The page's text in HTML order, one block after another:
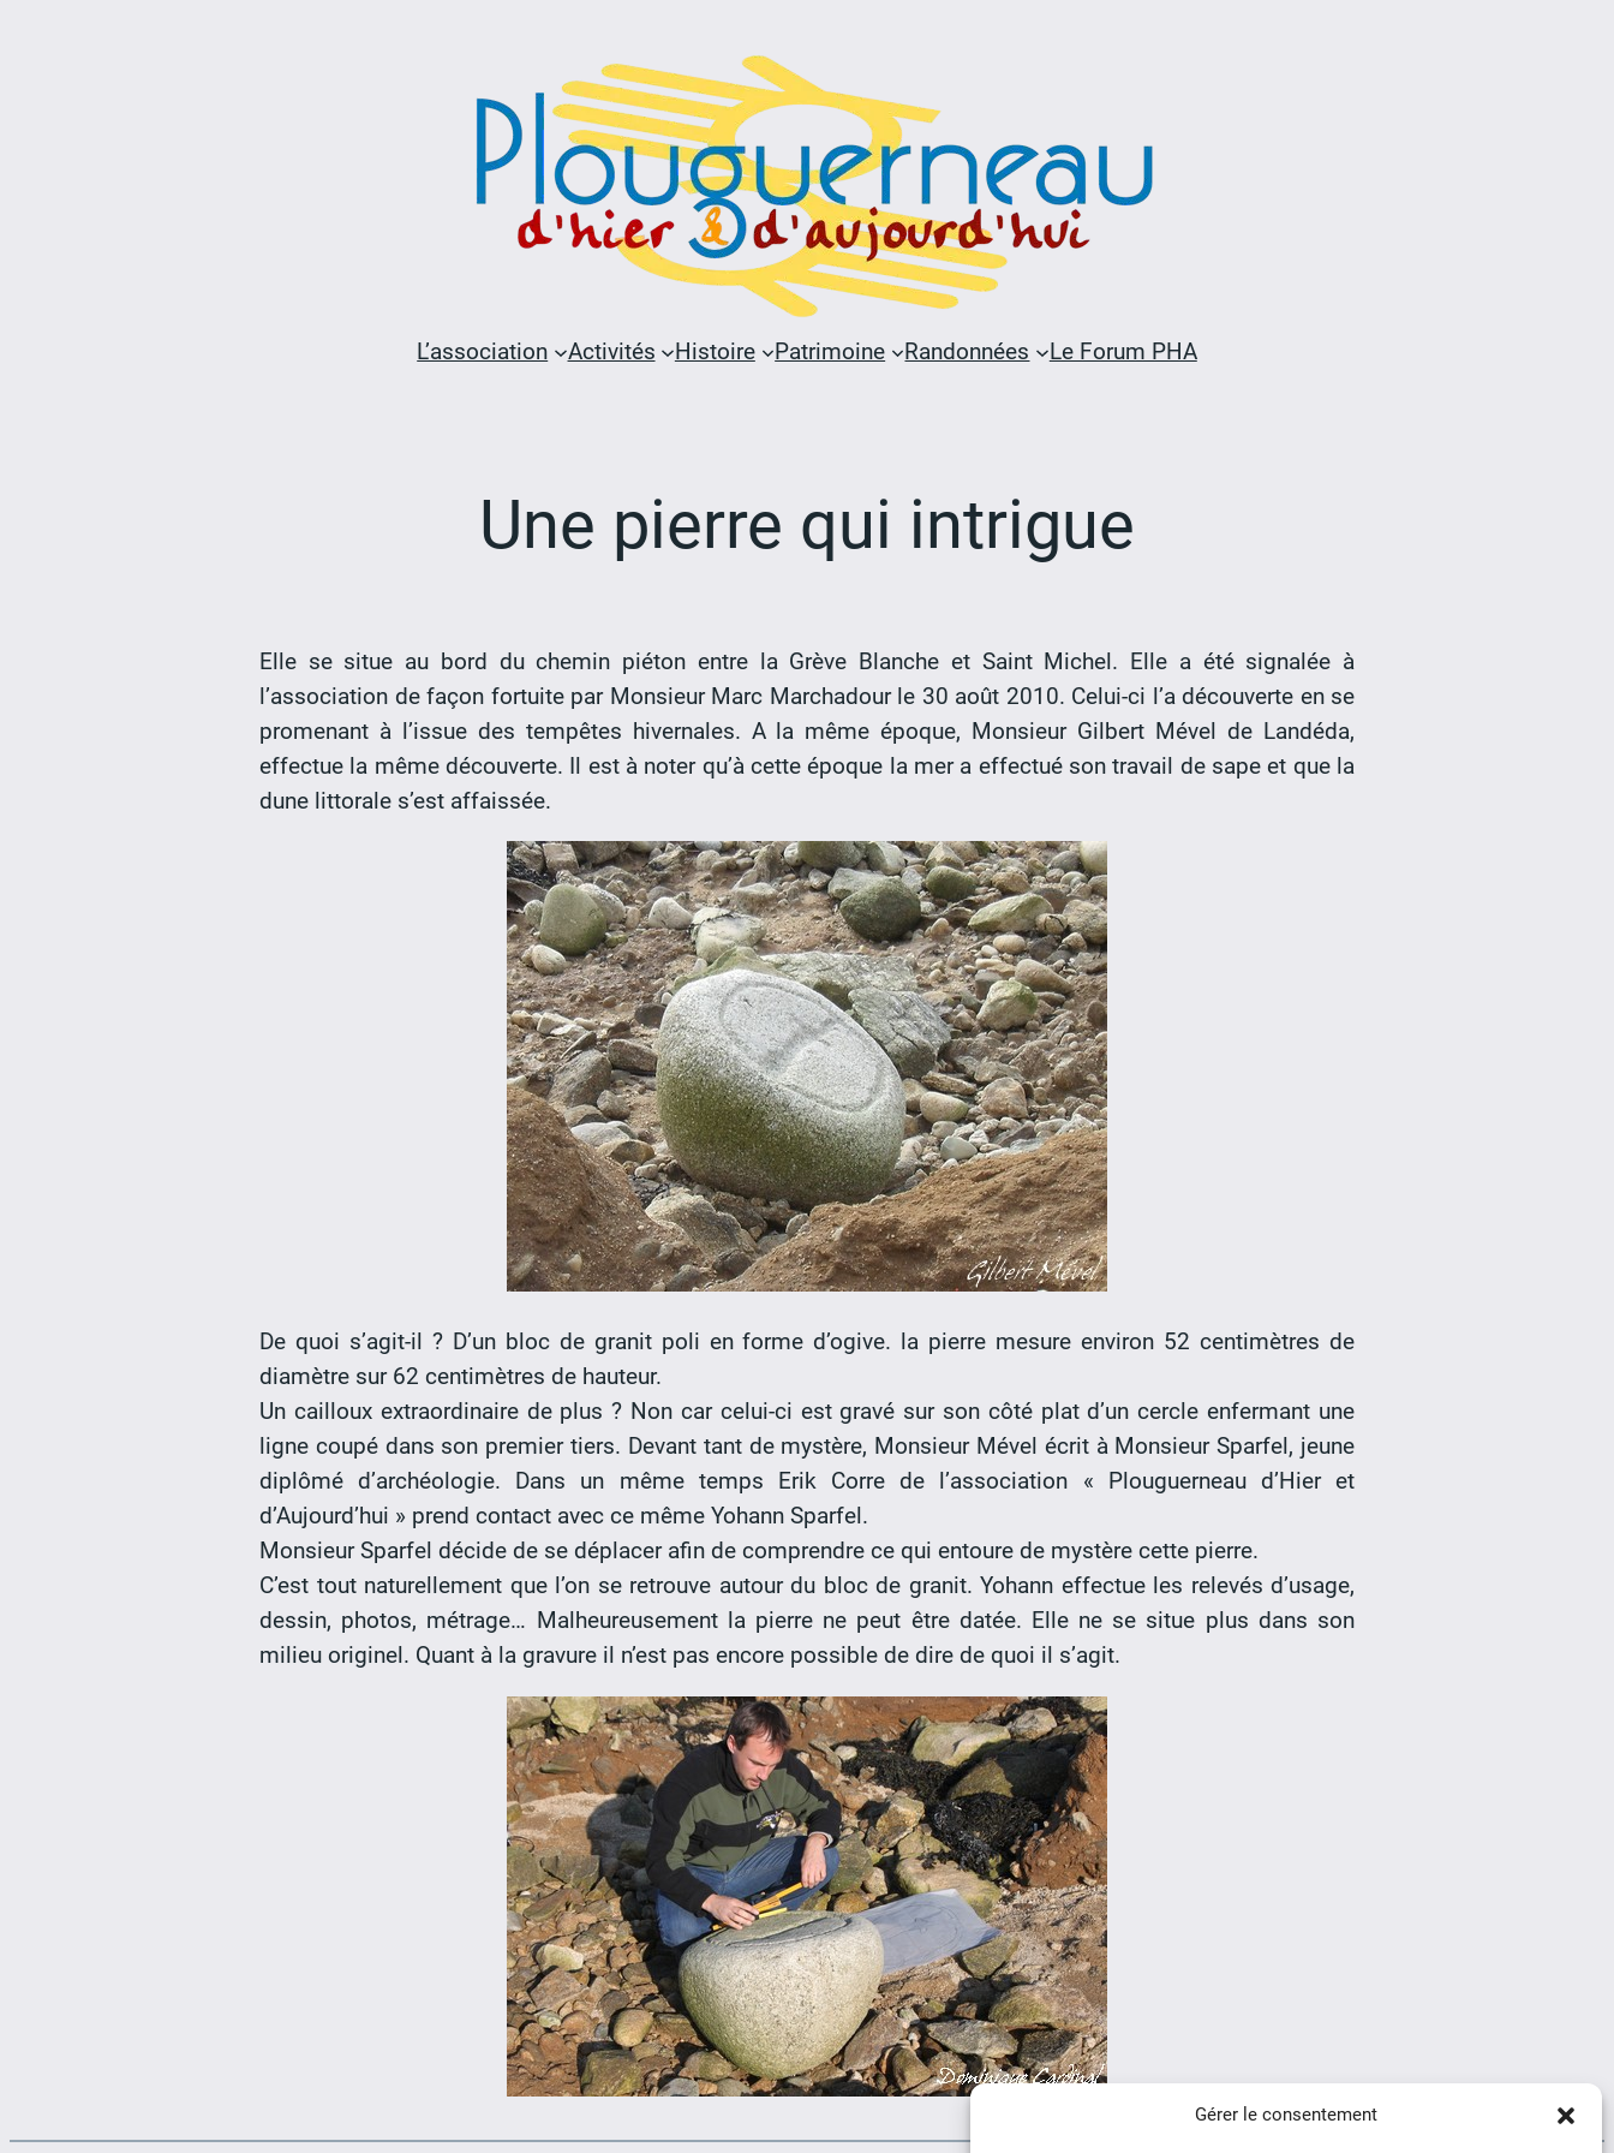
Gérer le consentement
L’association Activités Histoire Patrimoine Randonnées Le Forum PHA
Une pierre qui intrigue
Elle se situe au bord du chemin piéton entre la Grève Blanche et Saint Michel. Elle a été signalée à
l’association de façon fortuite par Monsieur Marc Marchadour le 30 août 2010. Celui-ci l’a découverte en se
promenant à l’issue des tempêtes hivernales. A la même époque, Monsieur Gilbert Mével de Landéda,
effectue la même découverte. Il est à noter qu’à cette époque la mer a effectué son travail de sape et que la
dune littorale s’est affaissée.
De quoi s’agit-il ? D’un bloc de granit poli en forme d’ogive. la pierre mesure environ 52 centimètres de
diamètre sur 62 centimètres de hauteur.
Un cailloux extraordinaire de plus ? Non car celui-ci est gravé sur son côté plat d’un cercle enfermant une
ligne coupé dans son premier tiers. Devant tant de mystère, Monsieur Mével écrit à Monsieur Sparfel, jeune
diplômé d’archéologie. Dans un même temps Erik Corre de l’association « Plouguerneau d’Hier et
d’Aujourd’hui » prend contact avec ce même Yohann Sparfel.
Monsieur Sparfel décide de se déplacer afin de comprendre ce qui entoure de mystère cette pierre.
C’est tout naturellement que l’on se retrouve autour du bloc de granit. Yohann effectue les relevés d’usage,
dessin, photos, métrage… Malheureusement la pierre ne peut être datée. Elle ne se situe plus dans son
milieu originel. Quant à la gravure il n’est pas encore possible de dire de quoi il s’agit.